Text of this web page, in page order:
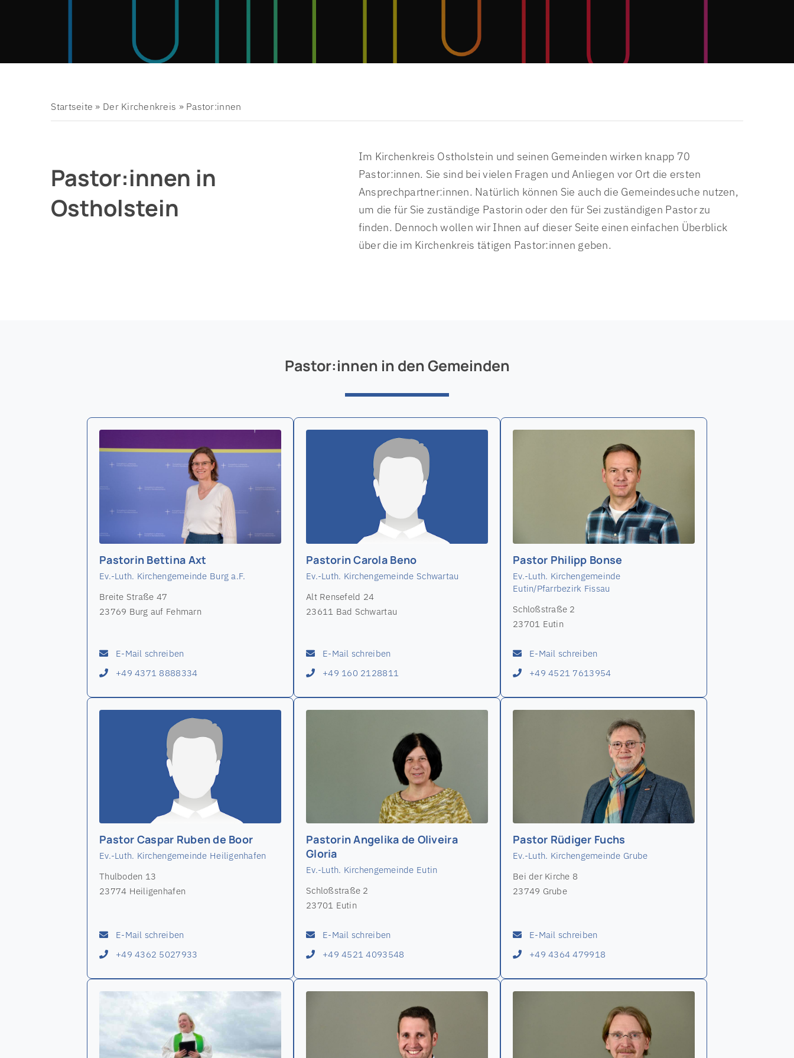
Mission, Ökumene und Gerechtigkeit
Jobs
Startseite » Der Kirchenkreis » Pastor:innen
Pastor:innen in
Ostholstein
Im Kirchenkreis Ostholstein und seinen Gemeinden wirken knapp 70
Pastor:innen. Sie sind bei vielen Fragen und Anliegen vor Ort die ersten
Ansprechpartner:innen. Natürlich können Sie auch die Gemeindesuche nutzen,
um die für Sie zuständige Pastorin oder den für Sei zuständigen Pastor zu
finden. Dennoch wollen wir Ihnen auf dieser Seite einen einfachen Überblick
über die im Kirchenkreis tätigen Pastor:innen geben.
Pastor:innen in den Gemeinden
Pastorin Bettina Axt
Ev.-Luth. Kirchengemeinde Burg a.F.
Breite Straße 47
23769 Burg auf Fehmarn
E-Mail schreiben
+49 4371 8888334
Pastorin Carola Beno
Ev.-Luth. Kirchengemeinde Schwartau
Alt Rensefeld 24
23611 Bad Schwartau
E-Mail schreiben
+49 160 2128811
Pastor Philipp Bonse
Ev.-Luth. Kirchengemeinde
Eutin/Pfarrbezirk Fissau
Schloßstraße 2
23701 Eutin
E-Mail schreiben
+49 4521 7613954
Pastor Caspar Ruben de Boor
Ev.-Luth. Kirchengemeinde Heiligenhafen
Thulboden 13
23774 Heiligenhafen
E-Mail schreiben
+49 4362 5027933
Pastorin Angelika de Oliveira
Gloria
Ev.-Luth. Kirchengemeinde Eutin
Schloßstraße 2
23701 Eutin
E-Mail schreiben
+49 4521 4093548
Pastor Rüdiger Fuchs
Ev.-Luth. Kirchengemeinde Grube
Bei der Kirche 8
23749 Grube
E-Mail schreiben
+49 4364 479918